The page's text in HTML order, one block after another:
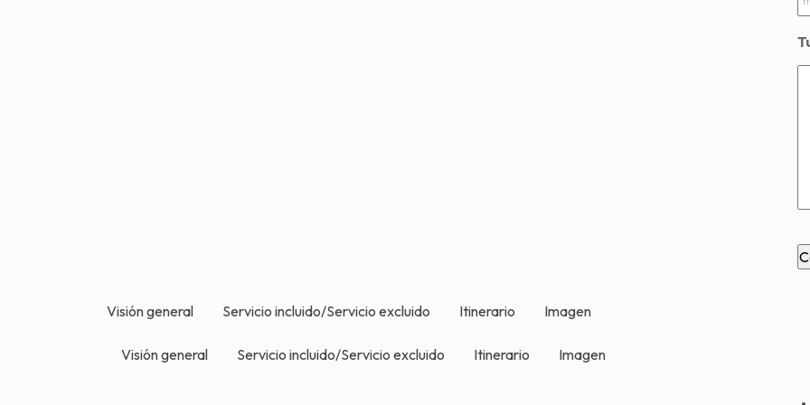
Visión general Servicio incluido/Servicio excluido Itinerario Imagen
Visión general Servicio incluido/Servicio excluido Itinerario Imagen